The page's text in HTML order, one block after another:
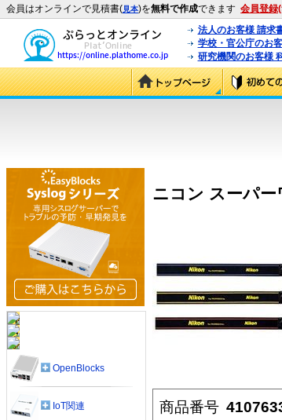
会員はオンラインで見積書(見本)を無料で作成できます 会員登録
法人のお客様 請求
学校・官公庁のお
研究機関のお客様
ニコン スーパ
商品番号
OpenBlocks
IoT関連